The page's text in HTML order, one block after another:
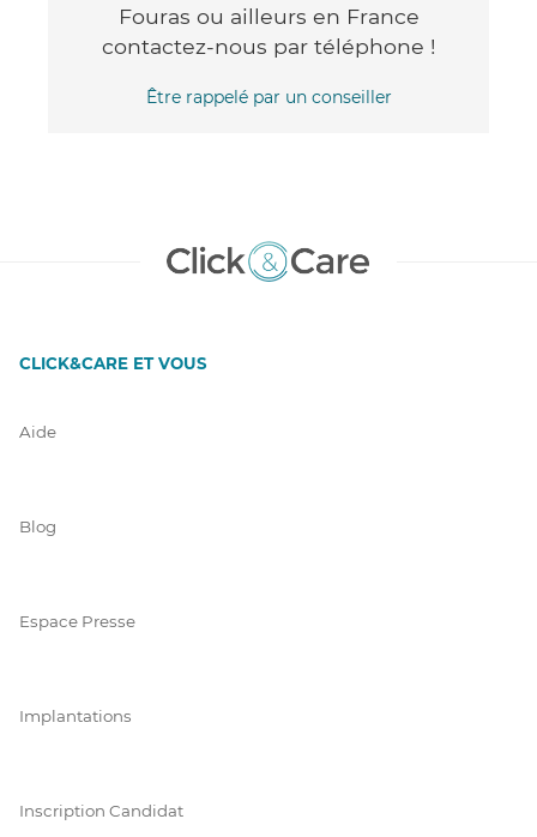
Fouras ou ailleurs en France
contactez-nous par téléphone !
Être rappelé par un conseiller
CLICK&CARE ET VOUS
Aide
Blog
Espace Presse
Implantations
Inscription Candidat